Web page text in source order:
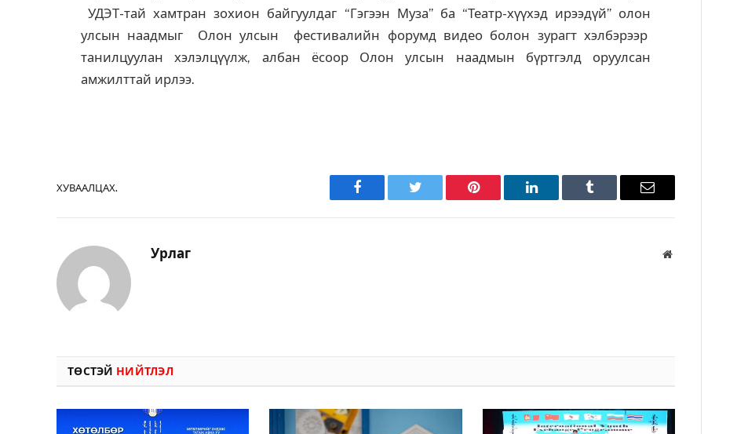
УДЭТ-тай хамтран зохион байгуулдаг “Гэгээн Муза” ба “Театр-хүүхэд ирээдүй” олон
улсын наадмыг Олон улсын фестивалийн форумд видео болон зурагт хэлбэрээр
танилцуулан хэлэлцүүлж, албан ёсоор Олон улсын наадмын бүртгэлд оруулсан
амжилттай ирлээ.
ХУВААЛЦАХ.
Facebook Twitter Pinterest LinkedIn Tumblr Имэйл
Урлаг Вэбсайт
ТӨСТЭЙ НИЙТЛЭЛ